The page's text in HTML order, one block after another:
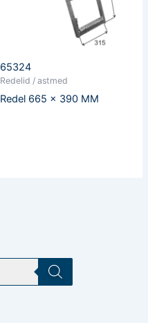
65324
Redelid / astmed
Redel 665 x 390 MM